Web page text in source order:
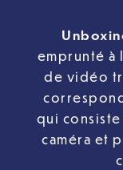
emprunté à
de vidéo
qui
caméra et